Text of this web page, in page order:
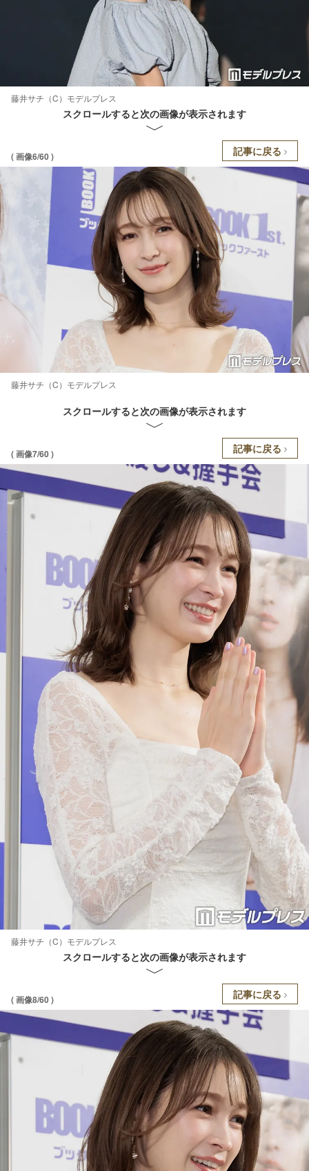
藤井サチ（C）モデルプレス
スクロールすると次の画像が表示されます
( 画像6/60 ) 記事に戻る
藤井サチ（C）モデルプレス
スクロールすると次の画像が表示されます
( 画像7/60 ) 記事に戻る
藤井サチ（C）モデルプレス
スクロールすると次の画像が表示されます
( 画像8/60 ) 記事に戻る